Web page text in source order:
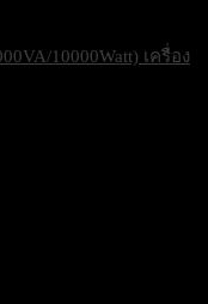
10000Watt) เครื่อง